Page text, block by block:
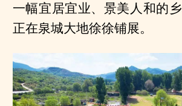
一幅宜居宜业、景美人和的
正在泉城大地徐徐铺展。